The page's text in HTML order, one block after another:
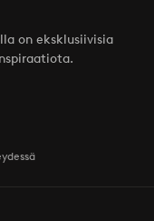
on eksklusiivisia